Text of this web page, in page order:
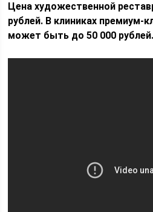
Цена художественной
рублей. В клиниках премиум-
может быть до 50 000 рублей.